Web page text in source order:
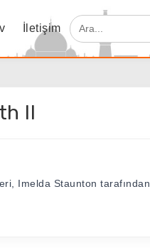
İletişim
II
Imelda Staunton tarafından